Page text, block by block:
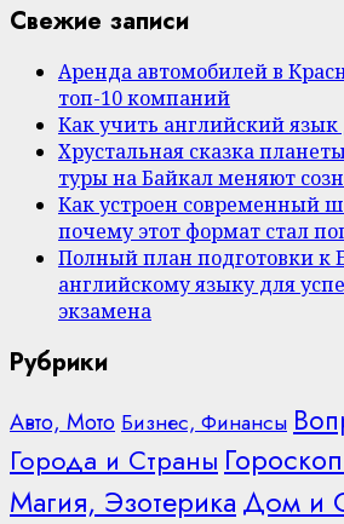
Свежие записи
Аренда автомобилей в
топ-10 компаний
Как учить английский язык
Хрустальная сказка
туры на Байкал меняют
Как устроен современный
почему этот формат стал
Полный план подготовки к
английскому языку для
экзамена
Рубрики
Авто, Мото Бизнес, Финансы
Города и Страны
Магия, Эзотерика Дом и